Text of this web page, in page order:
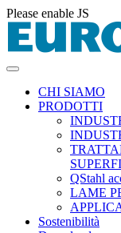
Please enable JS
CHI SIAMO
PRODOTTI
QStahl
LAME
Sostenibilità